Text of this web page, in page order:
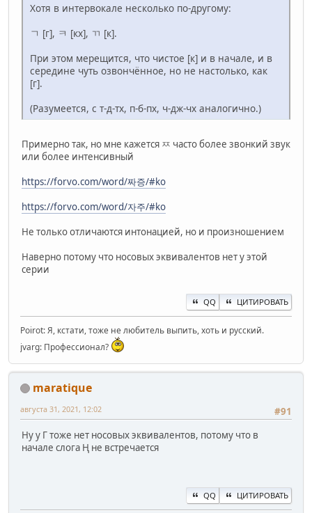
Хотя в интервокале несколько по-другому:
ㄱ [г], ㅋ [кх], ㄲ [к].
При этом мерещится, что чистое [к] и в начале, и в
середине чуть озвончённое, но не настолько, как
[г].
(Разумеется, с т-д-тх, п-б-пх, ч-дж-чх аналогично.)
Примерно так, но мне кажется ㅉ часто более звонкий звук
или более интенсивный
https://forvo.com/word/짜증/#ko
https://forvo.com/word/자주/#ko
Не только отличаются интонацией, но и произношением
Наверно потому что носовых эквивалентов нет у этой
серии
QQ ЦИТИРОВАТЬ
Poirot: Я, кстати, тоже не любитель выпить, хоть и русский.
jvarg: Профессионал?
maratique
#91
августа 31, 2021, 12:02
Ну у Г тоже нет носовых эквивалентов, потому что в
начале слога Ң не встречается
QQ ЦИТИРОВАТЬ